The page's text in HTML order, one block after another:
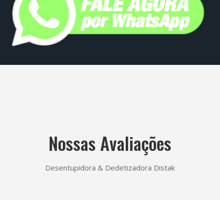
Nossas Avaliações
Desentupidora & Dedetizadora Distak